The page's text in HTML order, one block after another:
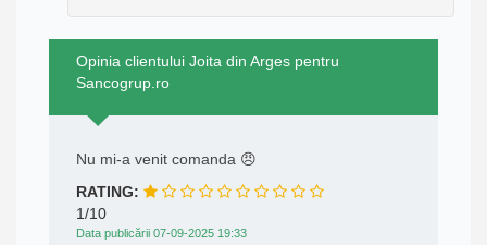
Opinia clientului Joita din Arges pentru
Sancogrup.ro
Nu mi-a venit comanda 😠
RATING:
1/10
Data publicării 07-09-2025 19:33